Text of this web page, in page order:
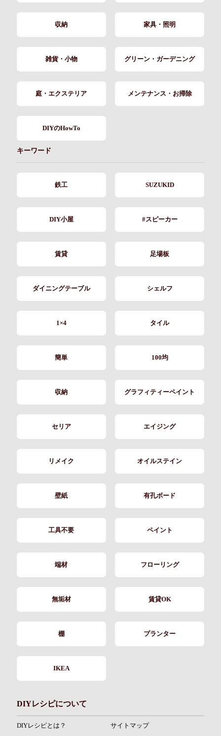
収納 家具・照明
雑貨・小物 グリーン・ガーデニング
庭・エクステリア メンテナンス・お掃除
DIYのHowTo
キーワード
鉄工 SUZUKID
DIY小屋 #スピーカー
賃貸 足場板
ダイニングテーブル シェルフ
1×4 タイル
簡単 100均
収納 グラフィティーペイント
セリア エイジング
リメイク オイルステイン
壁紙 有孔ボード
工具不要 ペイント
端材 フローリング
無垢材 賃貸OK
棚 プランター
IKEA
DIYレシピについて
DIYレシピとは？ サイトマップ